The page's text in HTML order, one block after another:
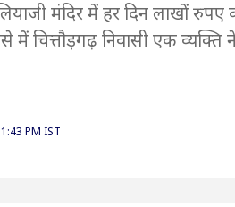
मंदिर में हर दिन लाखों रुपए
में चित्तौड़गढ़ निवासी एक
PM IST